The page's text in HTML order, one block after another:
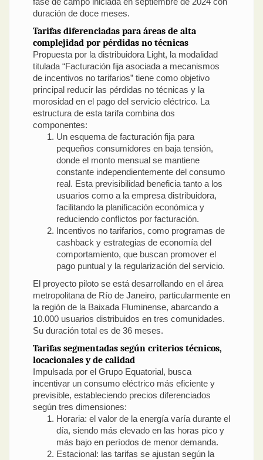
duración de doce meses.
Tarifas diferenciadas para áreas de alta
complejidad por pérdidas no técnicas
Propuesta por la distribuidora Light, la modalidad
titulada “Facturación fija asociada a mecanismos
de incentivos no tarifarios” tiene como objetivo
principal reducir las pérdidas no técnicas y la
morosidad en el pago del servicio eléctrico. La
estructura de esta tarifa combina dos
componentes:
Un esquema de facturación fija para
pequeños consumidores en baja tensión,
donde el monto mensual se mantiene
constante independientemente del consumo
real. Esta previsibilidad beneficia tanto a los
usuarios como a la empresa distribuidora,
facilitando la planificación económica y
reduciendo conflictos por facturación.
Incentivos no tarifarios, como programas de
cashback y estrategias de economía del
comportamiento, que buscan promover el
pago puntual y la regularización del servicio.
El proyecto piloto se está desarrollando en el área
metropolitana de Río de Janeiro, particularmente en
la región de la Baixada Fluminense, abarcando a
10.000 usuarios distribuidos en tres comunidades.
Su duración total es de 36 meses.
Tarifas segmentadas según criterios técnicos,
locacionales y de calidad
Impulsada por el Grupo Equatorial, busca
incentivar un consumo eléctrico más eficiente y
previsible, estableciendo precios diferenciados
según tres dimensiones:
Horaria: el valor de la energía varía durante el
día, siendo más elevado en las horas pico y
más bajo en períodos de menor demanda.
Estacional: las tarifas se ajustan según la